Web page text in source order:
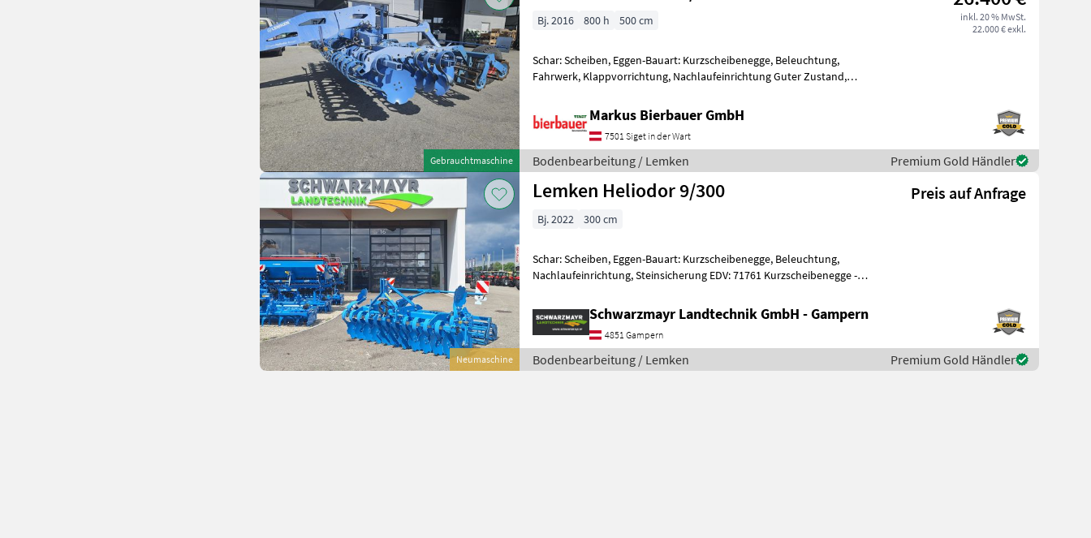
Gebrauchtmaschine
inkl. 20 % MwSt.
22.000 € exkl.
Bj. 2016 800 h 500 cm
Schar: Scheiben, Eggen-Bauart: Kurzscheibenegge, Beleuchtung,
Fahrwerk, Klappvorrichtung, Nachlaufeinrichtung Guter Zustand,
Markus Bierbauer GmbH
7501 Siget in der Wart
Bodenbearbeitung / Lemken Premium Gold Händler
Neumaschine
Lemken Heliodor 9/300 Preis auf Anfrage
Bj. 2022 300 cm
Schar: Scheiben, Eggen-Bauart: Kurzscheibenegge, Beleuchtung,
Nachlaufeinrichtung, Steinsicherung EDV: 71761 Kurzscheibenegge -
Schwarzmayr Landtechnik GmbH - Gampern
4851 Gampern
Bodenbearbeitung / Lemken Premium Gold Händler